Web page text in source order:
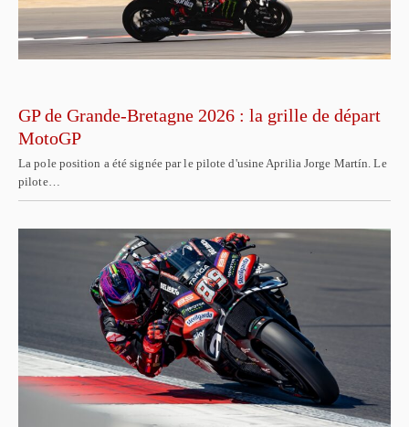
GP de Grande-Bretagne 2026 : la grille de départ
MotoGP
La pole position a été signée par le pilote d'usine Aprilia Jorge Martín. Le
pilote…